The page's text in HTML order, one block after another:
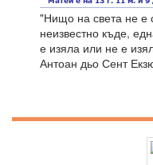
"Нищо на света не
неизвестно къде,
е изяла или не е
Антоан дьо Сент